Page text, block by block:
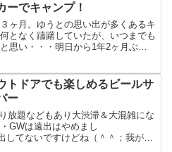
ーでキャンプ！
ヶ月。ゆうとの思い出が多くあるキ
となく躊躇していたが、いつまでも
思い・・・明日から1年2ヶ月ぶり
トドアでも楽しめるビールサ
ー
放題などもあり大渋滞＆大混雑にな
GWは遠出はやめまし
してないですけどね（＾＾；我が家